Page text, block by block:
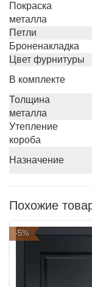
Покраска
металла
Петли
Броненакладка
Цвет фурнитуры
В комплекте
Толщина
металла
Утепление
короба
Назначение
Похожие
-5%